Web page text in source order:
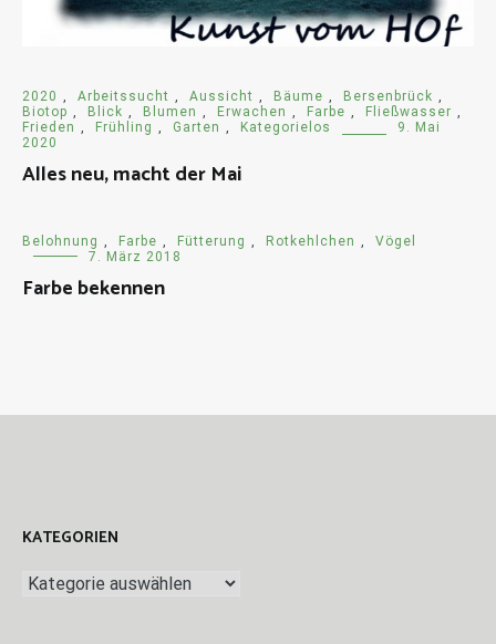
2020 Arbeitssucht Aussicht Bäume Bersenbrück
Biotop
Blick Blumen Erwachen Farbe Fließwasser
Frieden
Frühling Garten Kategorielos
9. Mai
2020
Alles neu, macht der Mai
Belohnung Farbe Fütterung Rotkehlchen
Vögel
7. März 2018
Farbe bekennen
KATEGORIEN
Kategorien